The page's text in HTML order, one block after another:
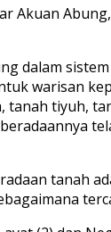
Akuan
dalam
warisan
tanah tiyuh,
tanah